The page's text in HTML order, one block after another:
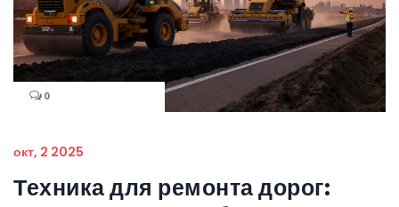
0
окт, 2 2025
Техника для ремонта дорог: